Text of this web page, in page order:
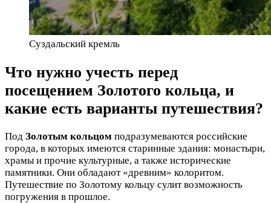
Суздальский кремль
Что нужно учесть перед
посещением Золотого кольца, и
какие есть варианты путешествия?
Под Золотым кольцом подразумеваются российские
города, в которых имеются старинные здания: монастыри,
храмы и прочие культурные, а также исторические
памятники. Они обладают «древним» колоритом.
Путешествие по Золотому кольцу сулит возможность
погружения в прошлое.